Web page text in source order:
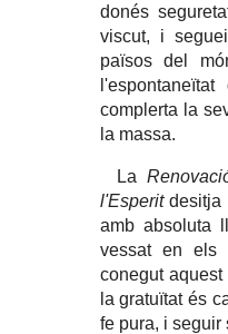
donés
viscut, i
països del
complerta la
la massa.
La
l'Esperit desitja
amb absoluta
vessat en els
conegut aquest
la gratuïtat és
fe pura, i seguir